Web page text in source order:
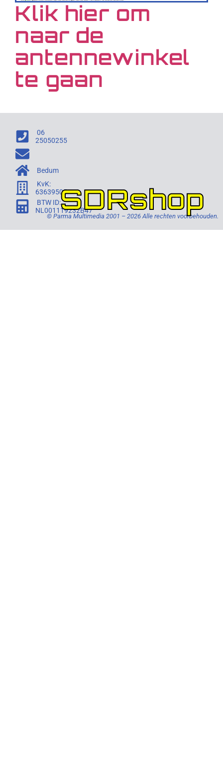
Klik hier om
naar de
antennewinkel
te gaan
06
25050255
Bedum
KvK:
63639505
BTW ID:
NL001119232B47
© Parma Multimedia 2001 – 2026 Alle rechten voorbehouden.
SDRshop